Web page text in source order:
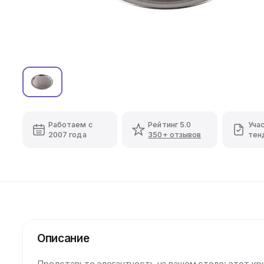
Работаем с
2007 года
Рейтинг 5.0
350+ отзывов
Описание